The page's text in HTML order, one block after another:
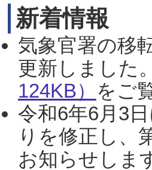
新着情報
気象官署の移
更新しました
124KB） をご
令和6年6月3
りを修正し、
お知らせしま